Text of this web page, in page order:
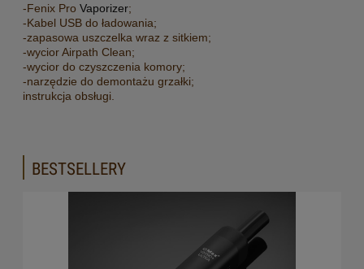
-Fenix Pro Vaporizer;
-Kabel USB do ładowania;
-zapasowa uszczelka wraz z sitkiem;
-wycior Airpath Clean;
-wycior do czyszczenia komory;
-narzędzie do demontażu grzałki;
instrukcja obsługi.
BESTSELLERY